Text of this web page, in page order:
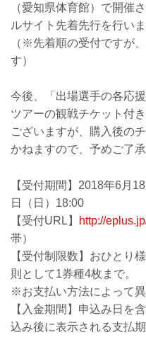
（愛知県体育館）で開催
ルサイト先着先行を行いま
（※先着順の受付ですが
す）
今後、「出場選手の各応
ツアーの観戦チケット付
ございますが、購入後の
かねますので、予めご了
【受付期間】2018年6月
日（日）18:00
【受付URL】
http://
帯）
【受付制限数】おひとり
則として1券種4枚まで。
※お支払い方法によって異
【入金期間】申込み日を
込み後に表示される支払